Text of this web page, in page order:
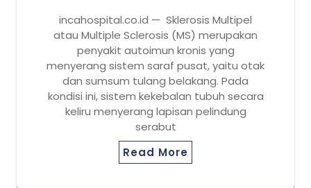
incahospital.co.id — Sklerosis Multipel
atau Multiple Sclerosis (MS) merupakan
penyakit autoimun kronis yang
menyerang sistem saraf pusat, yaitu otak
dan sumsum tulang belakang. Pada
kondisi ini, sistem kekebalan tubuh secara
keliru menyerang lapisan pelindung
serabut
Read More